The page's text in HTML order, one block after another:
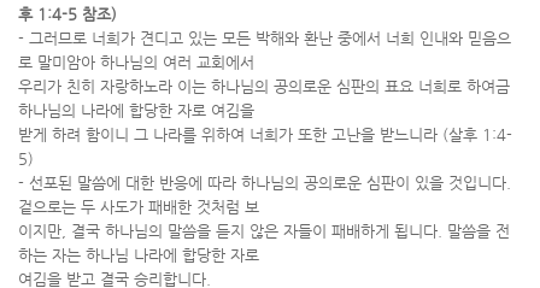
후 1:4-5 참조)
- 그러므로 너희가 견디고 있는 모든 박해와 환난 중에서 너희 인내와 믿음으
로 말미암아 하나님의 여러 교회에서
우리가 친히 자랑하노라 이는 하나님의 공의로운 심판의 표요 너희로 하여금
하나님의 나라에 합당한 자로 여김을
받게 하려 함이니 그 나라를 위하여 너희가 또한 고난을 받느니라 (살후 1:4-
5)
- 선포된 말씀에 대한 반응에 따라 하나님의 공의로운 심판이 있을 것입니다.
겉으로는 두 사도가 패배한 것처럼 보
이지만, 결국 하나님의 말씀을 듣지 않은 자들이 패배하게 됩니다. 말씀을 전
하는 자는 하나님 나라에 합당한 자로
여김을 받고 결국 승리합니다.